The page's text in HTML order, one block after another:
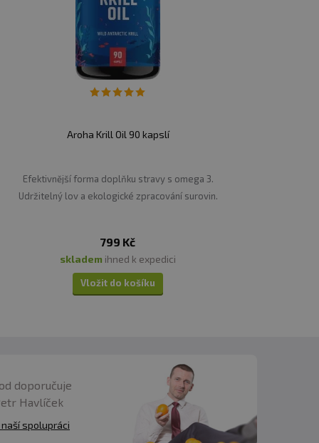
Aroha Krill Oil 90 kapslí
Efektivnější forma doplňku stravy s omega 3.
Udržitelný lov a ekologické zpracování surovin.
799 Kč
skladem ihned k expedici
Vložit do košíku
doporučuje
Havlíček
naší spolupráci